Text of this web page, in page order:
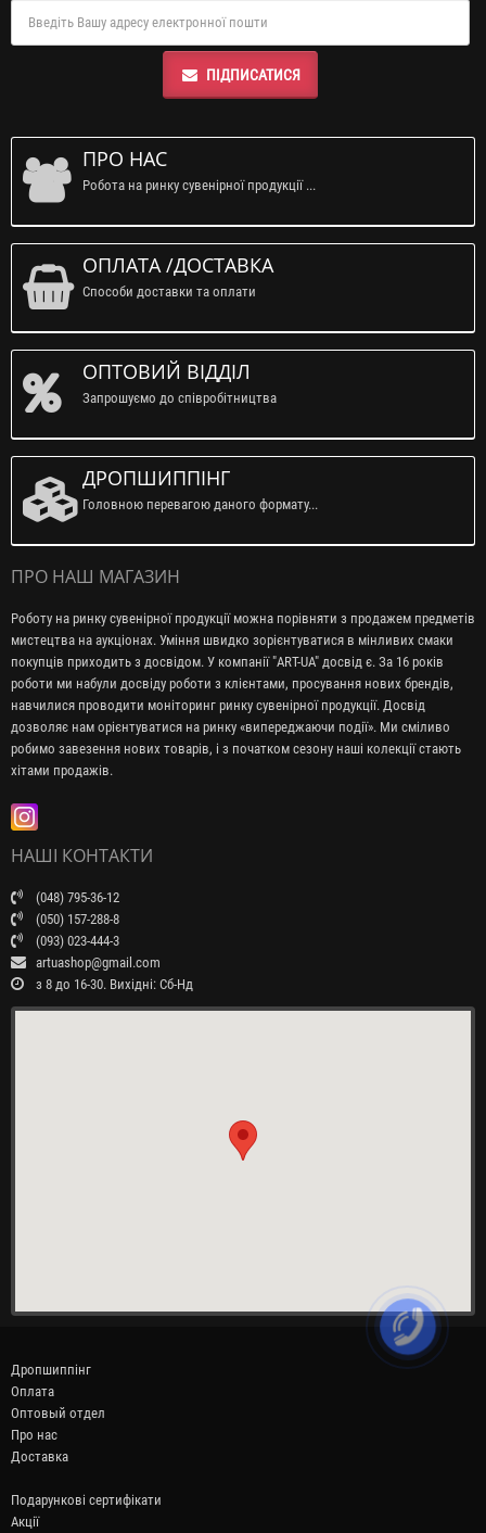
ПІДПИСАТИСЯ
ПРО НАС
Робота на ринку сувенірної продукції ...
ОПЛАТА /ДОСТАВКА
Способи доставки та оплати
ОПТОВИЙ ВІДДІЛ
Запрошуємо до співробітництва
ДРОПШИППІНГ
Головною перевагою даного формату...
ПРО НАШ МАГАЗИН
Роботу на ринку сувенірної продукції можна порівняти з продажем предметів
мистецтва на аукціонах. Уміння швидко зорієнтуватися в мінливих смаки
покупців приходить з досвідом. У компанії "ART-UA" досвід є. За 16 років
роботи ми набули досвіду роботи з клієнтами, просування нових брендів,
навчилися проводити моніторинг ринку сувенірної продукції. Досвід
дозволяє нам орієнтуватися на ринку «випереджаючи події». Ми сміливо
робимо завезення нових товарів, і з початком сезону наші колекції стають
хітами продажів.
НАШІ КОНТАКТИ
(048) 795-36-12
(050) 157-288-8
(093) 023-444-3
artuashop@gmail.com
з 8 до 16-30. Вихідні: Сб-Нд
Дропшиппінг
Оплата
Оптовый отдел
Про нас
Доставка
Подарункові сертифікати
Акції